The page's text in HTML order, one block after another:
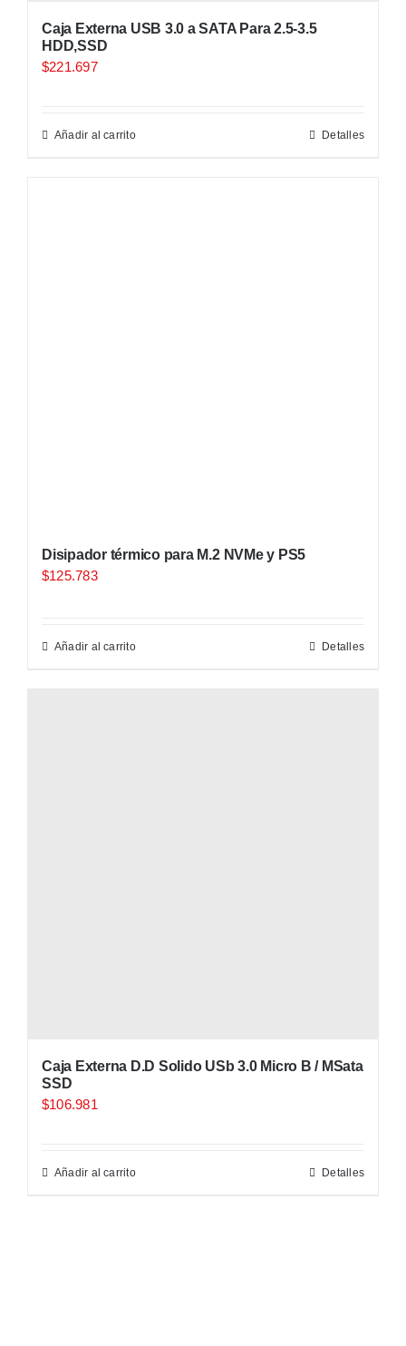
Caja Externa USB 3.0 a SATA Para 2.5-3.5
HDD,SSD
$221.697
Añadir al carrito Detalles
Disipador térmico para M.2 NVMe y PS5
$125.783
Añadir al carrito Detalles
Caja Externa D.D Solido USb 3.0 Micro B / MSata
SSD
$106.981
Añadir al carrito Detalles